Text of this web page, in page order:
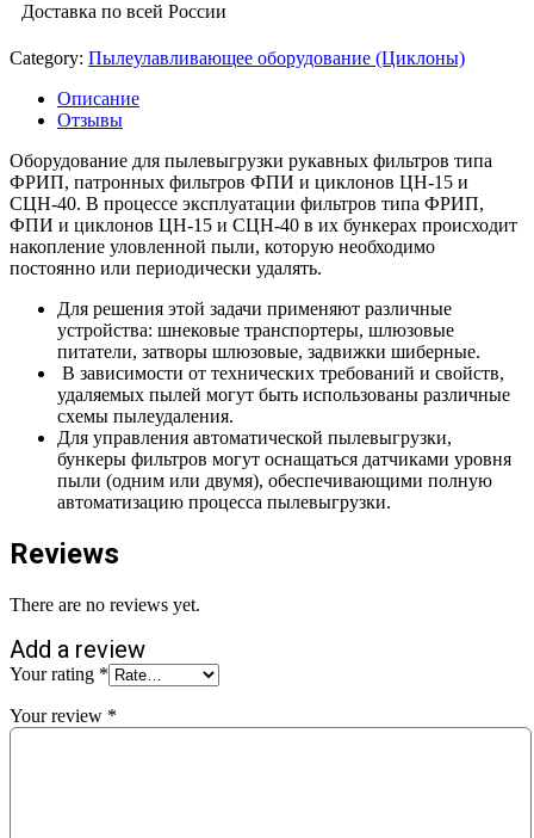
Доставка по всей России
Category: Пылеулавливающее оборудование (Циклоны)
Описание
Отзывы
Оборудование для пылевыгрузки рукавных фильтров типа
ФРИП, патронных фильтров ФПИ и циклонов ЦН-15 и
СЦН-40. В процессе эксплуатации фильтров типа ФРИП,
ФПИ и циклонов ЦН-15 и СЦН-40 в их бункерах происходит
накопление уловленной пыли, которую необходимо
постоянно или периодически удалять.
Для решения этой задачи применяют различные
устройства: шнековые транспортеры, шлюзовые
питатели, затворы шлюзовые, задвижки шиберные.
В зависимости от технических требований и свойств,
удаляемых пылей могут быть использованы различные
схемы пылеудаления.
Для управления автоматической пылевыгрузки,
бункеры фильтров могут оснащаться датчиками уровня
пыли (одним или двумя), обеспечивающими полную
автоматизацию процесса пылевыгрузки.
Reviews
There are no reviews yet.
Add a review
Your rating *
Your review *